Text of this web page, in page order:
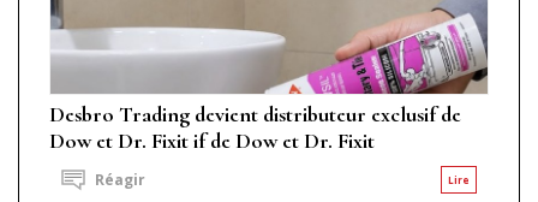
Desbro Trading devient distributeur exclusif de
Dow et Dr. Fixit if de Dow et Dr. Fixit
Lire
Réagir